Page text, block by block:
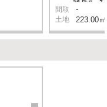
間取 -
土地 223.00㎡